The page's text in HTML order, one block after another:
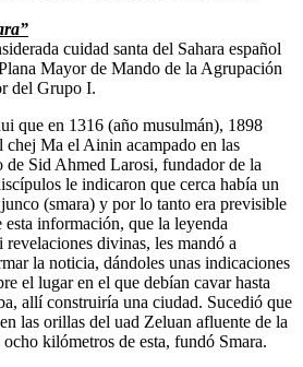
cuidad santa del Sahara español
Mayor de Mando de la Agrupación
del Grupo I.
que en 1316 (año musulmán), 1898
Ma el Ainin acampado en las
de Sid Ahmed Larosi, fundador de la
le indicaron que cerca había un
(smara) y por lo tanto era previsible
información, que la leyenda
revelaciones divinas, les mandó a
la noticia, dándoles unas indicaciones
el lugar en el que debían cavar hasta
allí construiría una ciudad. Sucedió que
las orillas del uad Zeluan afluente de la
kilómetros de esta, fundó Smara.